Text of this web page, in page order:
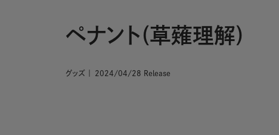
ペナント(草薙理解)
グッズ 2024/04/28 Release